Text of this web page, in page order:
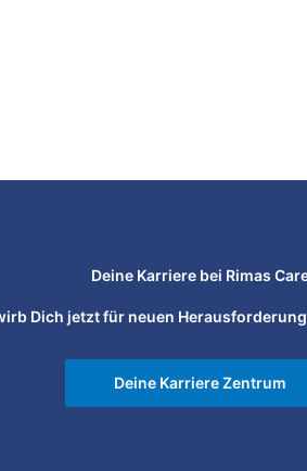
Deine Karriere bei Rimas
Dich jetzt für neuen
Deine Karriere Zentrum